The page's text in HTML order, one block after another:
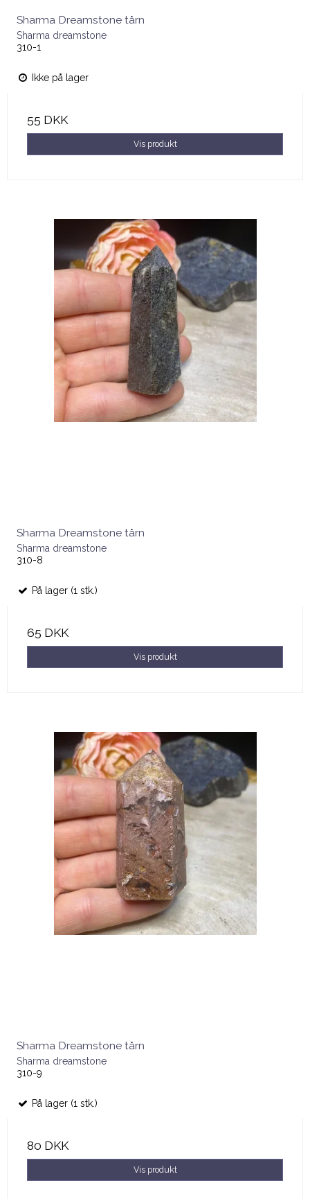
Sharma Dreamstone tårn
Sharma dreamstone
310-1
Ikke på lager
55 DKK
Vis produkt
Sharma Dreamstone tårn
Sharma dreamstone
310-8
På lager (1 stk.)
65 DKK
Vis produkt
Sharma Dreamstone tårn
Sharma dreamstone
310-9
På lager (1 stk.)
80 DKK
Vis produkt